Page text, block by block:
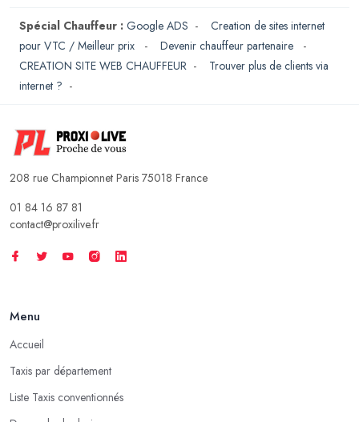
Spécial Chauffeur : Google ADS - Creation de sites internet
pour VTC / Meilleur prix
- Devenir chauffeur partenaire
-
CREATION SITE WEB CHAUFFEUR - Trouver plus de clients via
internet ? -
208 rue Championnet Paris 75018 France
01 84 16 87 81
contact@proxilive.fr
Menu
Accueil
Taxis par département
Liste Taxis conventionnés